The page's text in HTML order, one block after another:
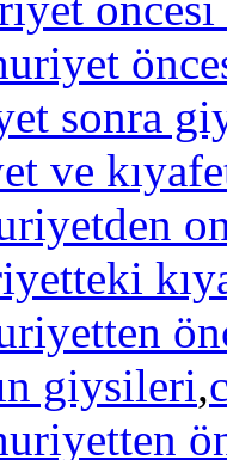
sonra
ve
giysileri,